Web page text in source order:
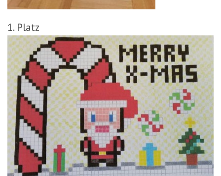
1. Platz